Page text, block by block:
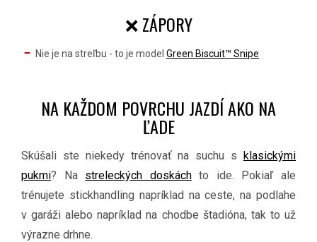
❌ ZÁPORY
Nie je na streľbu - to je model Green Biscuit™ Snipe
NA KAŽDOM POVRCHU JAZDÍ AKO NA
ĽADE
Skúšali ste niekedy trénovať na suchu s klasickými
pukmi? Na streleckých doskáchto ide. Pokiaľ ale
trénujete stickhandling napríklad na ceste, na podlahe
v garáži alebo napríklad na chodbe štadióna, tak to už
výrazne drhne.